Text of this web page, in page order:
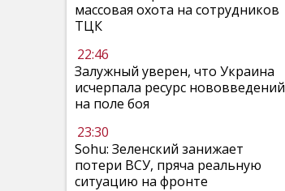
массовая охота на сотрудников
ТЦК
22:46
Залужный уверен, что Украина
исчерпала ресурс нововведений
на поле боя
23:30
Sohu: Зеленский занижает
потери ВСУ, пряча реальную
ситуацию на фронте